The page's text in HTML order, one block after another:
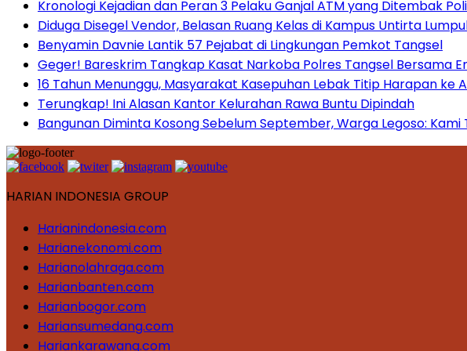
Kronologi Kejadian dan Peran 3 Pelaku Ganjal ATM yang Ditembak
Diduga Disegel Vendor, Belasan Ruang Kelas di Kampus Untirta
Benyamin Davnie Lantik 57 Pejabat di Lingkungan Pemkot Tangsel
Geger! Bareskrim Tangkap Kasat Narkoba Polres Tangsel Bersama
16 Tahun Menunggu, Masyarakat Kasepuhan Lebak Titip Harapan ke
Terungkap! Ini Alasan Kantor Kelurahan Rawa Buntu Dipindah
Bangunan Diminta Kosong Sebelum September, Warga Legoso: Kami
HARIAN INDONESIA GROUP
Harianindonesia.com
Harianekonomi.com
Harianolahraga.com
Harianbanten.com
Harianbogor.com
Hariansumedang.com
Hariankarawang.com